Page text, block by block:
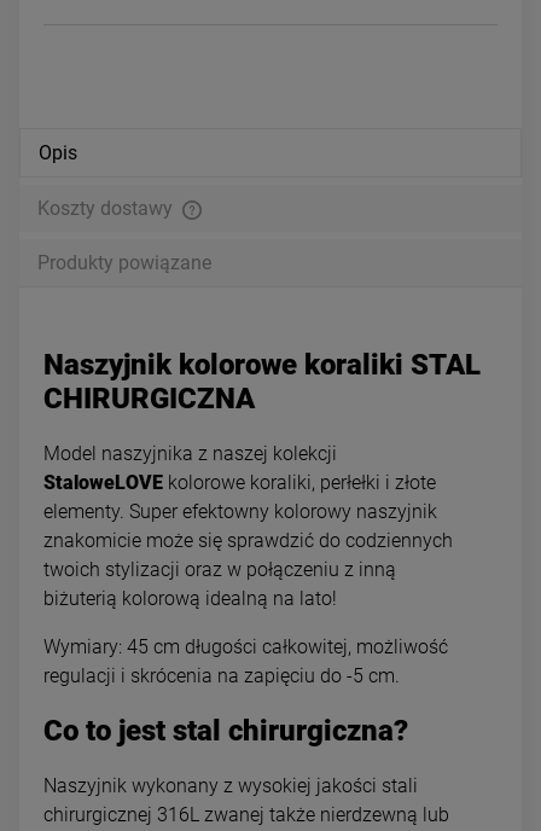
Opis
Koszty dostawy
Produkty powiązane
Naszyjnik kolorowe koraliki STAL
CHIRURGICZNA
Model naszyjnika z naszej kolekcji
StaloweLOVE kolorowe koraliki, perłełki i złote
elementy. Super efektowny kolorowy naszyjnik
znakomicie może się sprawdzić do codziennych
twoich stylizacji oraz w połączeniu z inną
biżuterią kolorową idealną na lato!
Wymiary: 45 cm długości całkowitej, możliwość
regulacji i skrócenia na zapięciu do -5 cm.
Co to jest stal chirurgiczna?
Naszyjnik wykonany z wysokiej jakości stali
chirurgicznej 316L zwanej także nierdzewną lub